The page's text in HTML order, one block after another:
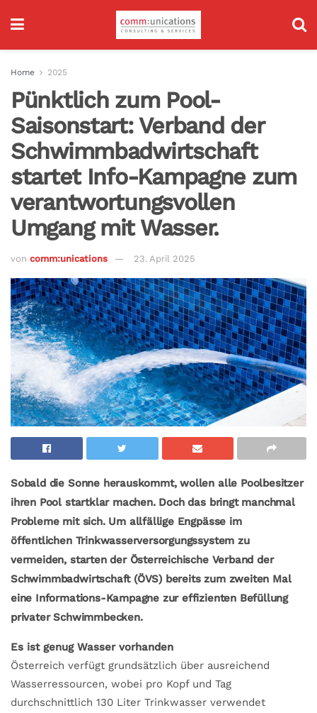
Home 2025
Pünktlich zum Pool-
Saisonstart: Verband der
Schwimmbadwirtschaft
startet Info-Kampagne zum
verantwortungsvollen
Umgang mit Wasser.
von comm:unications 23. April 2025
Sobald die Sonne herauskommt, wollen alle Poolbesitzer
ihren Pool startklar machen. Doch das bringt manchmal
Probleme mit sich. Um allfällige Engpässe im
öffentlichen Trinkwasserversorgungssystem zu
vermeiden, starten der Österreichische Verband der
Schwimmbadwirtschaft (ÖVS) bereits zum zweiten Mal
eine Informations-Kampagne zur effizienten Befüllung
privater Schwimmbecken.
Es ist genug Wasser vorhanden
Österreich verfügt grundsätzlich über ausreichend
Wasserressourcen, wobei pro Kopf und Tag
durchschnittlich 130 Liter Trinkwasser verwendet